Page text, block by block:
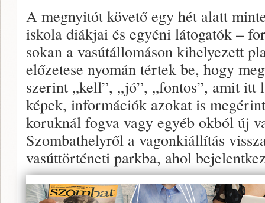
A megnyitót követő egy hét alatt
iskola diákjai és egyéni látogatók –
sokan a vasútállomáson kihelyezett
előzetese nyomán tértek be, hogy
szerint „kell”, „jó”, „fontos”, amit itt
képek, információk azokat is
koruknál fogva vagy egyéb okból új
Szombathelyről a vagonkiállítás
vasúttörténeti parkba, ahol